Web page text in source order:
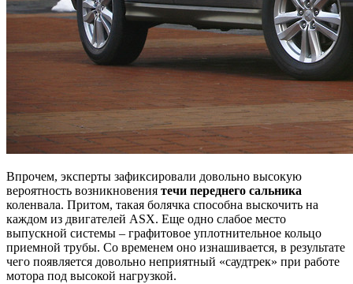
Впрочем, эксперты зафиксировали довольно высокую
вероятность возникновения течи переднего сальника
коленвала. Притом, такая болячка способна выскочить на
каждом из двигателей ASX. Еще одно слабое место
выпускной системы – графитовое уплотнительное кольцо
приемной трубы. Со временем оно изнашивается, в результате
чего появляется довольно неприятный «саудтрек» при работе
мотора под высокой нагрузкой.